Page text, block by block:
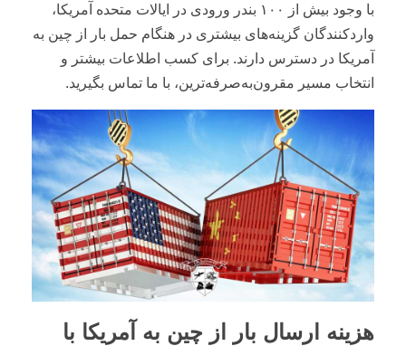
با وجود بیش از ۱۰۰ بندر ورودی در ایالات متحده آمریکا،
واردکنندگان گزینه‌های بیشتری در هنگام حمل بار از چین به
آمریکا در دسترس دارند. برای کسب اطلاعات بیشتر و
انتخاب مسیر مقرون‌به‌صرفه‌ترین، با ما تماس بگیرید.
هزینه ارسال بار از چین به آمریکا با